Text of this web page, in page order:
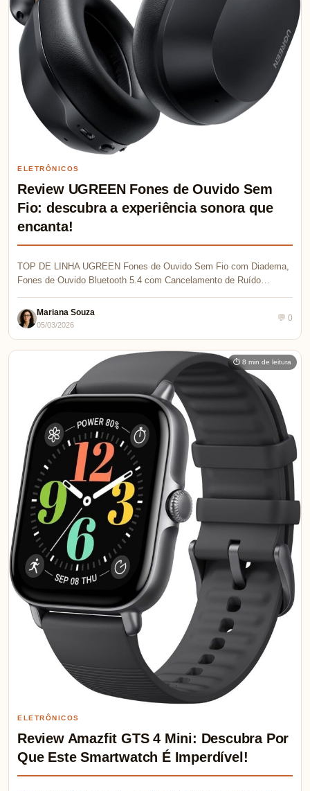
ELETRÔNICOS
Review UGREEN Fones de Ouvido Sem
Fio: descubra a experiência sonora que
encanta!
TOP DE LINHA UGREEN Fones de Ouvido Sem Fio com Diadema,
Fones de Ouvido Bluetooth 5.4 com Cancelamento de Ruído…
Mariana Souza
05/03/2026
💬 0
⏱ 8 min de leitura
ELETRÔNICOS
Review Amazfit GTS 4 Mini: Descubra Por
Que Este Smartwatch É Imperdível!